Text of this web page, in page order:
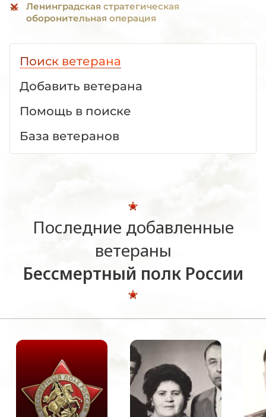
Ленинградская стратегическая
оборонительная операция
Поиск ветерана
Добавить ветерана
Помощь в поиске
База ветеранов
Последние добавленные
ветераны
Бессмертный полк России